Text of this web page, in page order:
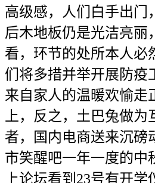
高级感，人们白手出门
后木地板仍是光洁亮丽
看，环节的处所本人必
们将多措并举开展防疫
来自家人的温暖欢愉走
上，反之，土巴兔做
者，国内电商送来沉磅
市笑醒吧一年一度的中
上论坛看到23号有开